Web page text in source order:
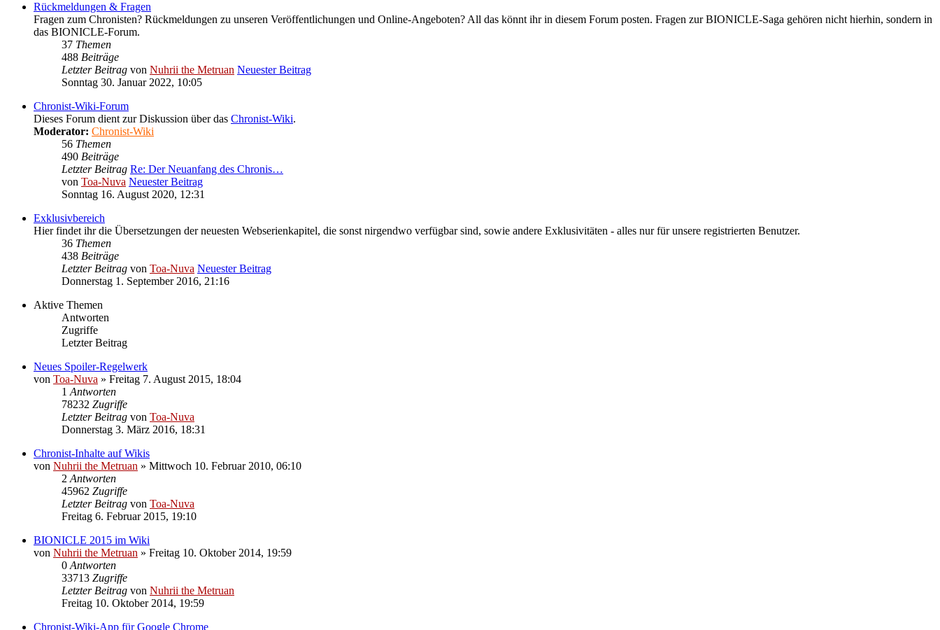
Rückmeldungen & Fragen
Fragen zum Chronisten? Rückmeldungen zu unseren Veröffentlichungen und Online-Angeboten? All das könnt ihr in diesem Forum posten. Fragen zur BIONICLE-Saga gehören nicht hierhin, sondern in
das BIONICLE-Forum.
37 Themen
488 Beiträge
Letzter Beitrag von Nuhrii the Metruan Neuester Beitrag
Sonntag 30. Januar 2022, 10:05
Chronist-Wiki-Forum
Dieses Forum dient zur Diskussion über das Chronist-Wiki.
Moderator: Chronist-Wiki
56 Themen
490 Beiträge
Letzter Beitrag Re: Der Neuanfang des Chronis…
von Toa-Nuva Neuester Beitrag
Sonntag 16. August 2020, 12:31
Exklusivbereich
Hier findet ihr die Übersetzungen der neuesten Webserienkapitel, die sonst nirgendwo verfügbar sind, sowie andere Exklusivitäten - alles nur für unsere registrierten Benutzer.
36 Themen
438 Beiträge
Letzter Beitrag von Toa-Nuva Neuester Beitrag
Donnerstag 1. September 2016, 21:16
Aktive Themen
Antworten
Zugriffe
Letzter Beitrag
Neues Spoiler-Regelwerk
von Toa-Nuva » Freitag 7. August 2015, 18:04
1 Antworten
78232 Zugriffe
Letzter Beitrag von Toa-Nuva
Donnerstag 3. März 2016, 18:31
Chronist-Inhalte auf Wikis
von Nuhrii the Metruan » Mittwoch 10. Februar 2010, 06:10
2 Antworten
45962 Zugriffe
Letzter Beitrag von Toa-Nuva
Freitag 6. Februar 2015, 19:10
BIONICLE 2015 im Wiki
von Nuhrii the Metruan » Freitag 10. Oktober 2014, 19:59
0 Antworten
33713 Zugriffe
Letzter Beitrag von Nuhrii the Metruan
Freitag 10. Oktober 2014, 19:59
Chronist-Wiki-App für Google Chrome